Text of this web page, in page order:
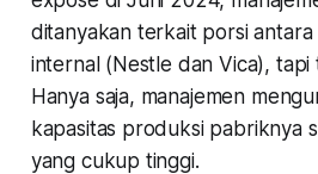
ditanyakan terkait porsi
internal (Nestle dan Vica), tapi
Hanya saja, manajemen
kapasitas produksi pabriknya
yang cukup tinggi.